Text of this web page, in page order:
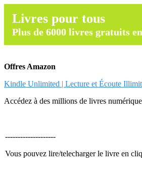
Livres pour tous
Plus de 6000 livres gratuits
Offres Amazon
Kindle Unlimited | Lecture et Écoute
Accédez à des millions de livres
--------------------
Vous pouvez lire/telecharger le livre en